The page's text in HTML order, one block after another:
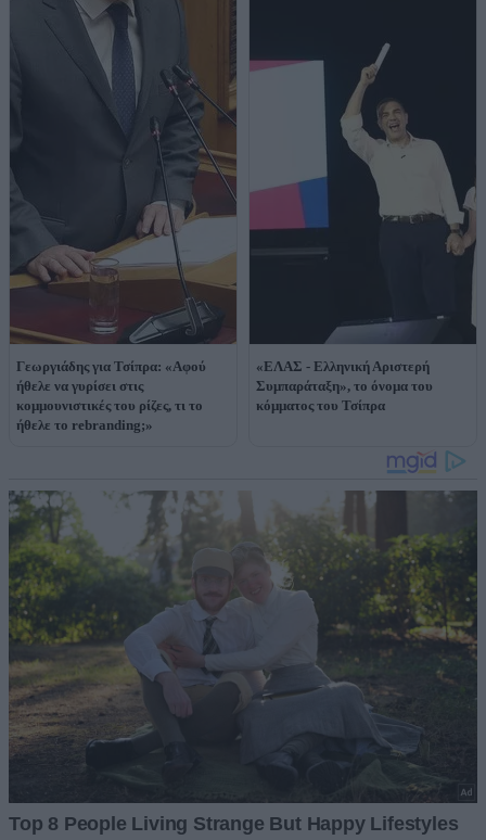
Γεωργιάδης για Τσίπρα: «Αφού
ήθελε να γυρίσει στις
κομμουνιστικές του ρίζες, τι το
ήθελε το rebranding;»
«ΕΛΑΣ - Ελληνική Αριστερή
Συμπαράταξη», το όνομα του
κόμματος του Τσίπρα